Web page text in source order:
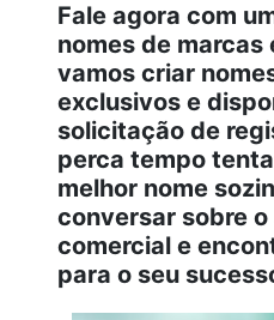
Fale agora com
nomes de marcas
vamos criar
exclusivos e
solicitação de
perca tempo
melhor nome
conversar sobre
comercial e
para o seu